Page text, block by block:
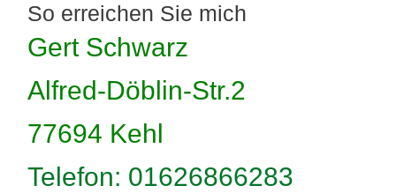
So erreichen Sie mich
Gert Schwarz
Alfred-Döblin-Str.2
77694 Kehl
Telefon: 01626866283